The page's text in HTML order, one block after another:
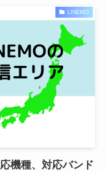
LINEMO
機種、対応バンド